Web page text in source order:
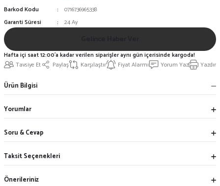
Barkod Kodu
0716736965338
Garanti Süresi
24 Ay
Tavsiye Et Paylaş Karşılaştır Fiyat Alarmı Yorum Yaz Yazdır
Hafta içi saat 12:00'a kadar verilen siparişler aynı gün içerisinde kargoda!
Ürün Bilgisi
Yorumlar
Soru & Cevap
Taksit Seçenekleri
Önerileriniz